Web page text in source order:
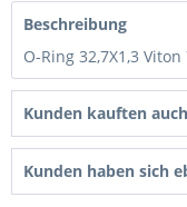
Beschreibung
O-Ring 32,7X1,3
Kunden kauften auch
Kunden haben sich